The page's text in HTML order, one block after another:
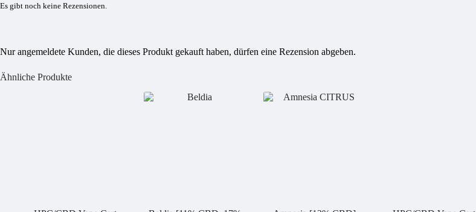
Es gibt noch keine Rezensionen.
Nur angemeldete Kunden, die dieses Produkt gekauft haben, dürfen eine Rezension abgeben.
Ähnliche Produkte